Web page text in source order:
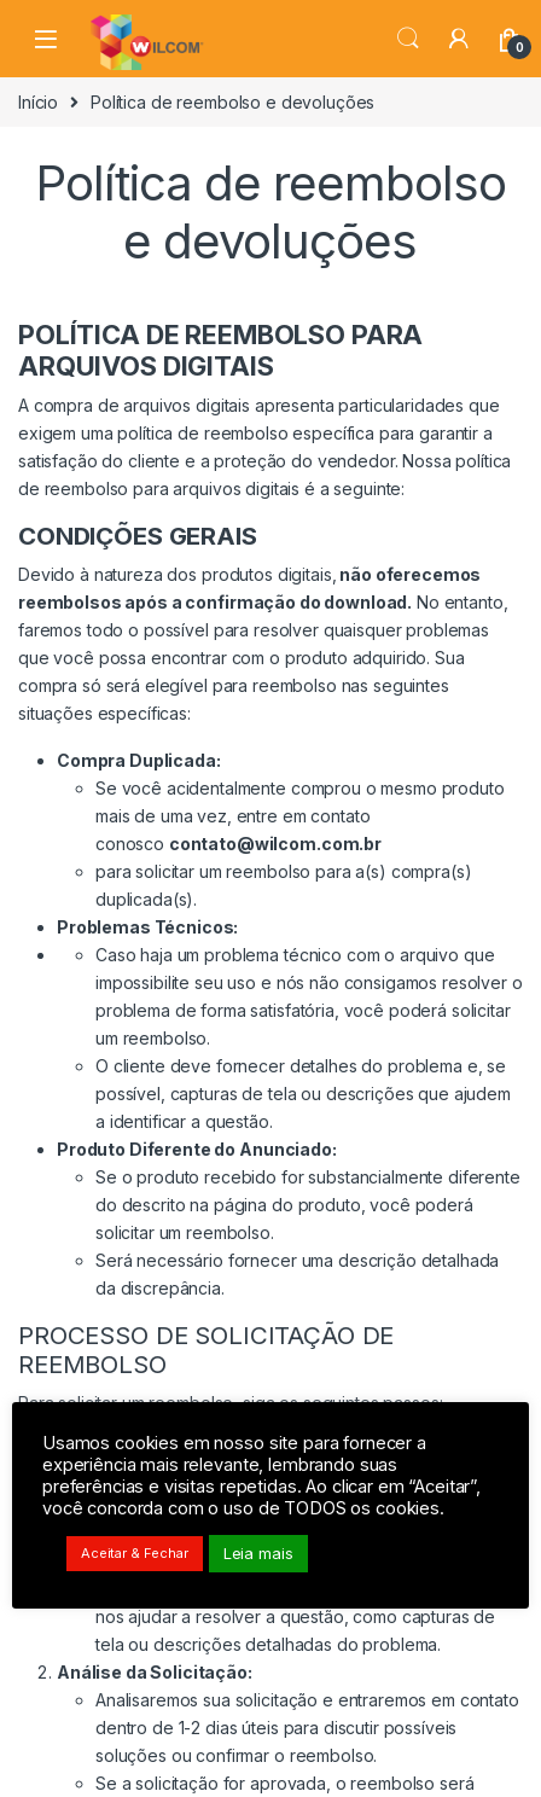
Ir para a navegação
Ir para o conteúdo
0
Início Política de reembolso e devoluções
Política de reembolso
e devoluções
POLÍTICA DE REEMBOLSO PARA
ARQUIVOS DIGITAIS
A compra de arquivos digitais apresenta particularidades que
exigem uma política de reembolso específica para garantir a
satisfação do cliente e a proteção do vendedor. Nossa política
de reembolso para arquivos digitais é a seguinte:
CONDIÇÕES GERAIS
Devido à natureza dos produtos digitais, não oferecemos
reembolsos após a confirmação do download. No entanto,
faremos todo o possível para resolver quaisquer problemas
que você possa encontrar com o produto adquirido. Sua
compra só será elegível para reembolso nas seguintes
situações específicas:
Compra Duplicada:
Se você acidentalmente comprou o mesmo produto
mais de uma vez, entre em contato
conosco contato@wilcom.com.br
para solicitar um reembolso para a(s) compra(s)
duplicada(s).
Problemas Técnicos:
Caso haja um problema técnico com o arquivo que
impossibilite seu uso e nós não consigamos resolver o
problema de forma satisfatória, você poderá solicitar
um reembolso.
O cliente deve fornecer detalhes do problema e, se
possível, capturas de tela ou descrições que ajudem
a identificar a questão.
Produto Diferente do Anunciado:
Se o produto recebido for substancialmente diferente
do descrito na página do produto, você poderá
solicitar um reembolso.
Será necessário fornecer uma descrição detalhada
da discrepância.
PROCESSO DE SOLICITAÇÃO DE
REEMBOLSO
Para solicitar um reembolso, siga os seguintes passos:
Contato Inicial:
Entre em contato conosco através do e-
mailcontato@wilcom.com.brou chat de suporte
fornecendo o número do pedido e a razão da
solicitação do reembolso.
nos ajudar a resolver a questão, como capturas de
tela ou descrições detalhadas do problema.
Análise da Solicitação:
Analisaremos sua solicitação e entraremos em contato
dentro de 1-2 dias úteis para discutir possíveis
soluções ou confirmar o reembolso.
Se a solicitação for aprovada, o reembolso será
Usamos cookies em nosso site para fornecer a
experiência mais relevante, lembrando suas
preferências e visitas repetidas. Ao clicar em “Aceitar”,
você concorda com o uso de TODOS os cookies.
Aceitar & Fechar Leia mais